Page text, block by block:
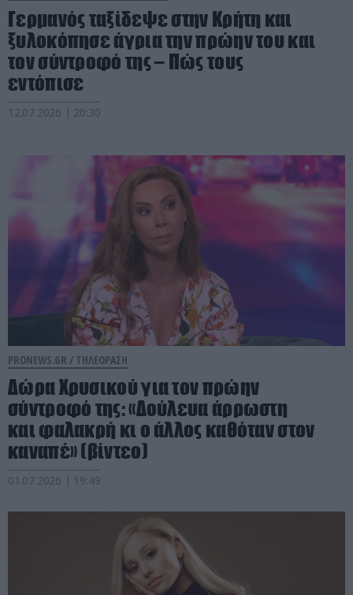
Γερμανός ταξίδεψε στην Κρήτη και
ξυλοκόπησε άγρια την πρώην του και
τον σύντροφό της – Πώς τους
εντόπισε
12.07.2026 | 20:30
PRONEWS.GR / ΤΗΛΕΟΡΑΣΗ
Δώρα Χρυσικού για τον πρώην
σύντροφό της: «Δούλευα άρρωστη
και φαλακρή κι ο άλλος καθόταν στον
καναπέ» (βίντεο)
01.07.2026 | 19:49